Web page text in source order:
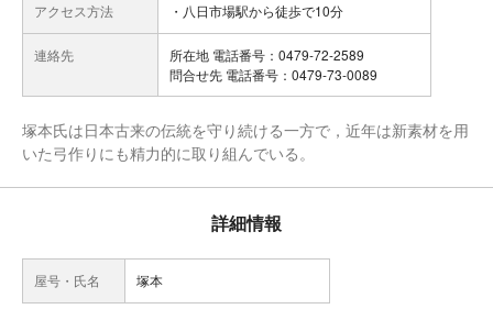
アクセス方法 ・八日市場駅から徒歩で10分
連絡先
所在地 電話番号：0479-72-2589
問合せ先 電話番号：0479-73-0089
塚本氏は日本古来の伝統を守り続ける一方で，近年は新素材を用
いた弓作りにも精力的に取り組んでいる。
詳細情報
屋号・氏名 塚本